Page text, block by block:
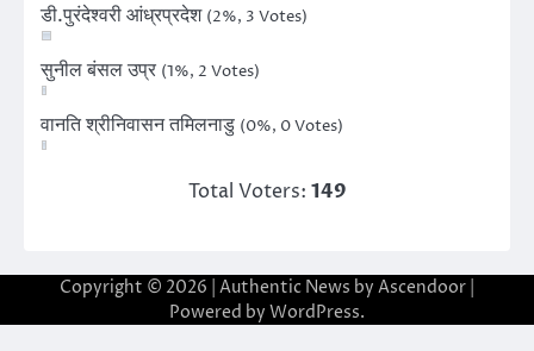
डी.पुरंदेश्वरी आंध्रप्रदेश (2%, 3 Votes)
सुनील बंसल उप्र (1%, 2 Votes)
वानति श्रीनिवासन तमिलनाडु (0%, 0 Votes)
Total Voters: 149
Copyright © 2026 | Authentic News by Ascendoor
Powered by WordPress.